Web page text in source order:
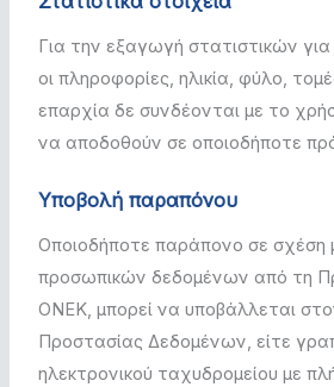
Για την εξαγωγή στατιστικών
οι πληροφορίες, ηλικία, φύλο,
επαρχία δε συνδέονται με το
να αποδοθούν σε οποιοδήποτε
Υποβολή παραπόνου
Οποιοδήποτε παράπονο σε σχέση
προσωπικών δεδομένων από τη
ΟΝΕΚ, μπορεί να υποβάλλεται
Προστασίας Δεδομένων, είτε
ηλεκτρονικού ταχυδρομείου με